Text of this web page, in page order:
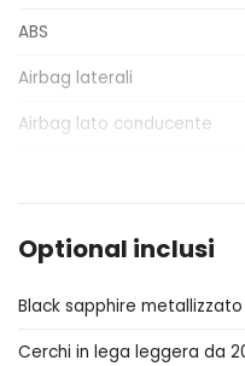
ABS
Airbag laterali
Airbag lato conducente
Assistente per il rimorchio
Attacchi Isofix per seggiolini
Badge esterno
Optional inclusi
Black sapphire metallizzato
Cerchi in lega leggera da